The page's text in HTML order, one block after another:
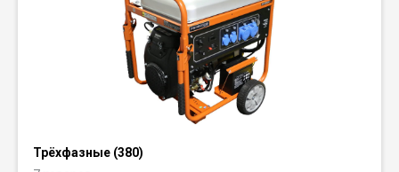
Трёхфазные (380)